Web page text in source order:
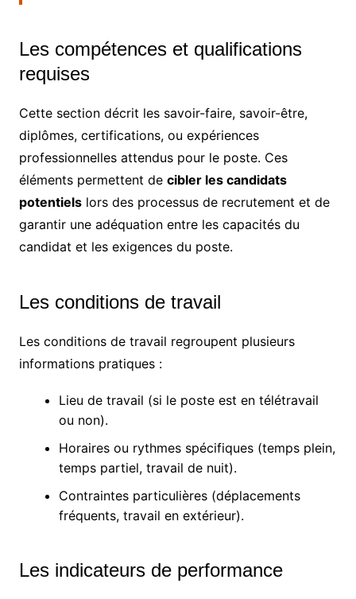
Les compétences et qualifications
requises
Cette section décrit les savoir-faire, savoir-être,
diplômes, certifications, ou expériences
professionnelles attendus pour le poste. Ces
éléments permettent de cibler les candidats
potentielslors des processus de recrutement et de
garantir une adéquation entre les capacités du
candidat et les exigences du poste.
Les conditions de travail
Les conditions de travail regroupent plusieurs
informations pratiques :
Lieu de travail (si le poste est en télétravail
ou non).
Horaires ou rythmes spécifiques (temps plein,
temps partiel, travail de nuit).
Contraintes particulières (déplacements
fréquents, travail en extérieur).
Les indicateurs de performance